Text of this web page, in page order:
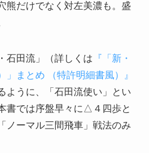
熊だけでなく対左美濃も。盛
石田流」（詳しくは 『「新・
まとめ （特許明細書風）』
ように、「石田流使い」とい
書では序盤早々に△４四歩と
ノーマル三間飛車」戦法のみ